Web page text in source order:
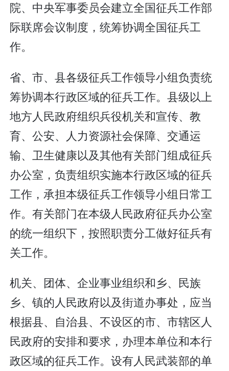
院、中央军事委员会建立全国征兵工作部
际联席会议制度，统筹协调全国征兵工
作。
省、市、县各级征兵工作领导小组负责统
筹协调本行政区域的征兵工作。县级以上
地方人民政府组织兵役机关和宣传、教
育、公安、人力资源社会保障、交通运
输、卫生健康以及其他有关部门组成征兵
办公室，负责组织实施本行政区域的征兵
工作，承担本级征兵工作领导小组日常工
作。有关部门在本级人民政府征兵办公室
的统一组织下，按照职责分工做好征兵有
关工作。
机关、团体、企业事业组织和乡、民族
乡、镇的人民政府以及街道办事处，应当
根据县、自治县、不设区的市、市辖区人
民政府的安排和要求，办理本单位和本行
政区域的征兵工作。设有人民武装部的单